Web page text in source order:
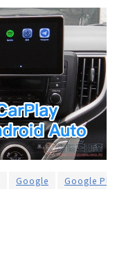
Google Google